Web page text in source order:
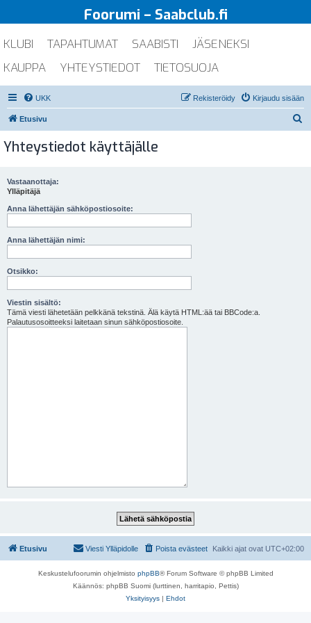
Foorumi – Saabclub.fi
KLUBI TAPAHTUMAT SAABISTI
JÄSENEKSI
KAUPPA
YHTEYSTIEDOT TIETOSUOJA
UKK Kirjaudu sisään
Rekisteröidy
Etusivu
Yhteystiedot käyttäjälle
Vastaanottaja:
Ylläpitäjä
Anna lähettäjän sähköpostiosoite:
Anna lähettäjän nimi:
Otsikko:
Viestin sisältö:
Tämä viesti lähetetään pelkkänä tekstinä. Älä käytä HTML:ää tai BBCode:a.
Palautusosoitteeksi laitetaan sinun sähköpostiosoite.
Etusivu Kaikki ajat ovat UTC+02:00
Poista evästeet
Viesti Ylläpidolle
Keskustelufoorumin ohjelmisto phpBB® Forum Software © phpBB Limited
Käännös: phpBB Suomi (lurttinen, harritapio, Pettis)
Yksityisyys | Ehdot